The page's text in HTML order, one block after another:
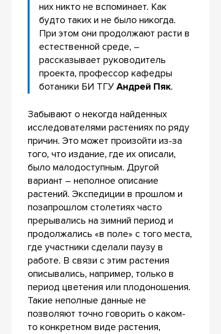
них никто не вспоминает. Как
будто таких и не было никогда.
При этом они продолжают расти в
естественной среде, –
рассказывает руководитель
проекта, профессор кафедры
ботаники БИ ТГУАндрей Пяк.
Забывают о некогда найденных
исследователями растениях по ряду
причин. Это может произойти из-за
того, что издание, где их описали,
было малодоступным. Другой
вариант – неполное описание
растений. Экспедиции в прошлом и
позапрошлом столетиях часто
прерывались на зимний период и
продолжались «в поле» с того места,
где участники сделали паузу в
работе. В связи с этим растения
описывались, например, только в
период цветения или плодоношения.
Такие неполные данные не
позволяют точно говорить о каком-
то конкретном виде растения,